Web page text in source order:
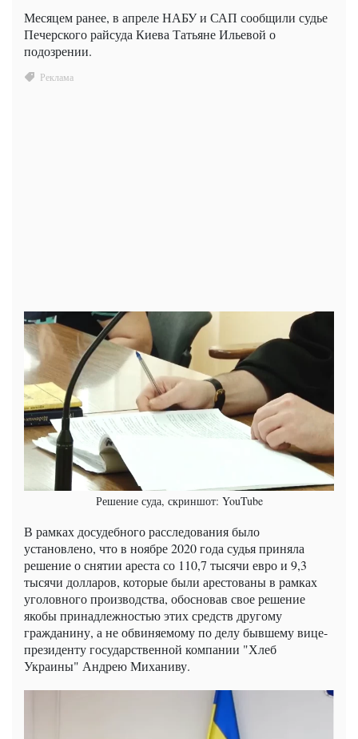
Месяцем ранее, в апреле НАБУ и САП сообщили судье
Печерского райсуда Киева Татьяне Ильевой о
подозрении.
Решение суда, скриншот: YouTube
В рамках досудебного расследования было
установлено, что в ноябре 2020 года судья приняла
решение о снятии ареста со 110,7 тысячи евро и 9,3
тысячи долларов, которые были арестованы в рамках
уголовного производства, обосновав свое решение
якобы принадлежностью этих средств другому
гражданину, а не обвиняемому по делу бывшему вице-
президенту государственной компании "Хлеб
Украины" Андрею Миханиву.